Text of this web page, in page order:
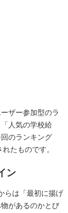
ザー参加型のラ
人気の学校給
のランキング
たものです。
ン
らは「最初に揚げ
があるのかとび